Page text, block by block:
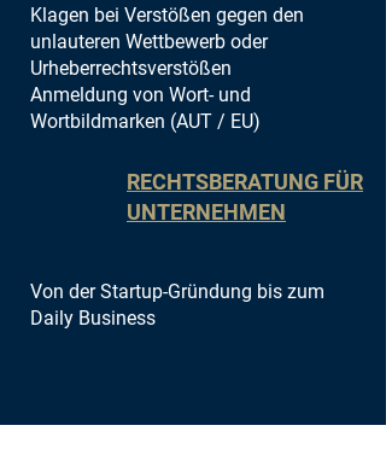
Klagen bei Verstößen gegen den
unlauteren Wettbewerb oder
Urheberrechtsverstößen
Anmeldung von Wort- und
Wortbildmarken (AUT / EU)
RECHTSBERATUNG FÜR
UNTERNEHMEN
Von der Startup-Gründung bis zum
Daily Business